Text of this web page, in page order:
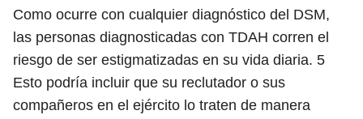
Como ocurre con cualquier diagnóstico del DSM,
las personas diagnosticadas con TDAH corren el
riesgo de ser estigmatizadas en su vida diaria. 5
Esto podría incluir que su reclutador o sus
compañeros en el ejército lo traten de manera